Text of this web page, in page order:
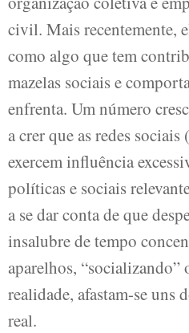
civil. Mais recentemente,
como algo que tem
mazelas sociais e
enfrenta. Um número
a crer que as redes
exercem influência
políticas e sociais
a se dar conta de que
insalubre de tempo
aparelhos,
realidade, afastam-se uns
real.